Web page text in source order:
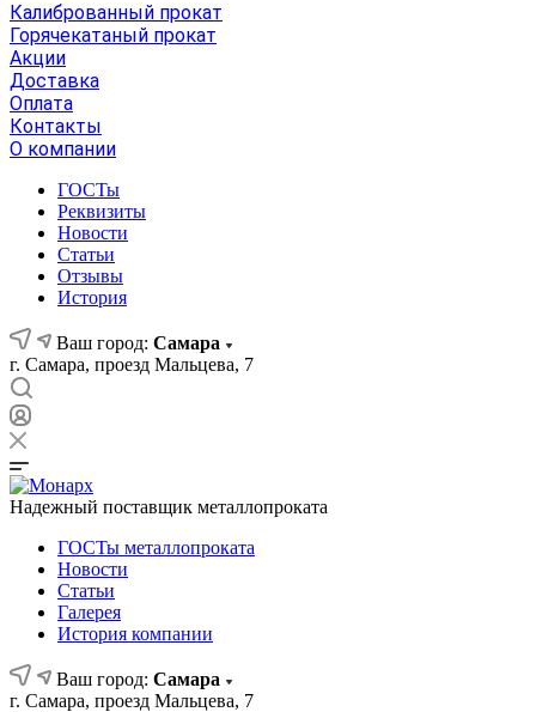
Калиброванный прокат
Горячекатаный прокат
Акции
Доставка
Оплата
Контакты
О компании
ГОСТы
Реквизиты
Новости
Статьи
Отзывы
История
Ваш город: Самара
г. Самара, проезд Мальцева, 7
Надежный поставщик металлопроката
ГОСТы металлопроката
Новости
Статьи
Галерея
История компании
Ваш город: Самара
г. Самара, проезд Мальцева, 7